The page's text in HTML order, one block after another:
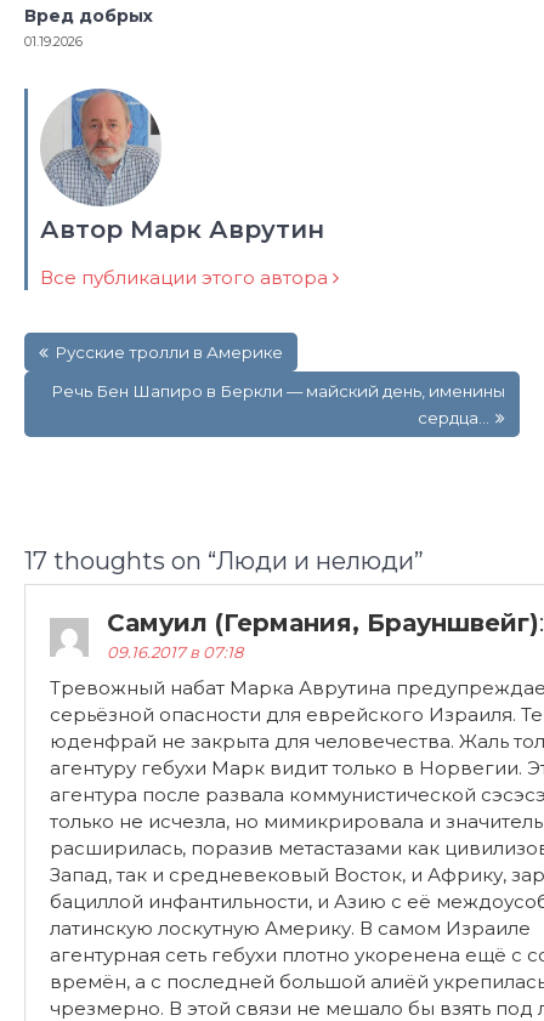
Вред добрых
01.19.2026
Автор Марк Аврутин
Все публикации этого автора
по
записям
Русские тролли в Америке
Речь Бен Шапиро в Беркли — майский день, именины
сердца…
17 thoughts on “Люди и нелюди”
Самуил (Германия, Брауншвейг):
09.16.2017 в 07:18
Тревожный набат Марка Аврутина
серьёзной опасности для еврейского Израиля.
юденфрай не закрыта для человечества. Жаль
агентуру гебухи Марк видит только в Норвегии.
агентура после развала коммунистической
только не исчезла, но мимикрировала и
расширилась, поразив метастазами как
Запад, так и средневековый Восток, и Африку,
бациллой инфантильности, и Азию с её
латинскую лоскутную Америку. В самом Израиле
агентурная сеть гебухи плотно укоренена ещё с
времён, а с последней большой алиёй
чрезмерно. В этой связи не мешало бы взять под